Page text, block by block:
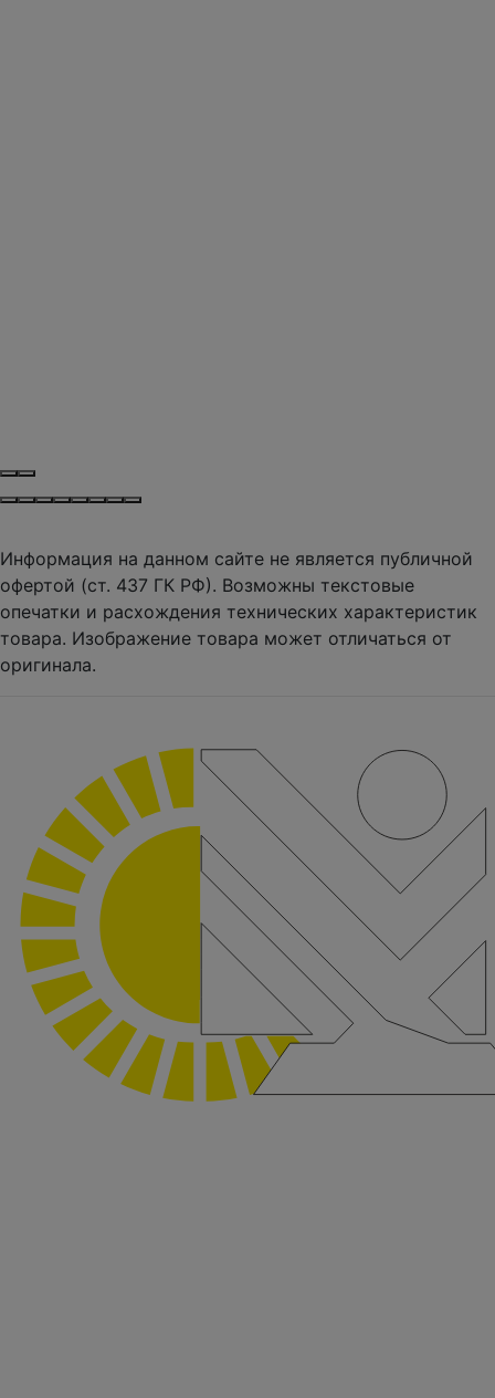
Информация на данном сайте не является публичной
офертой (ст. 437 ГК РФ). Возможны текстовые
опечатки и расхождения технических характеристик
товара. Изображение товара может отличаться от
оригинала.